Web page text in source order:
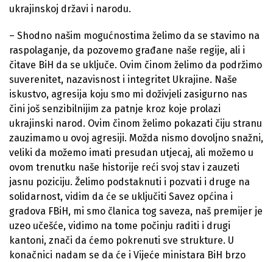
ukrajinskoj državi i narodu.
– Shodno našim mogućnostima želimo da se stavimo na
raspolaganje, da pozovemo građane naše regije, ali i
čitave BiH da se uključe. Ovim činom želimo da podržimo
suverenitet, nazavisnost i integritet Ukrajine. Naše
iskustvo, agresija koju smo mi doživjeli zasigurno nas
čini još senzibilnijim za patnje kroz koje prolazi
ukrajinski narod. Ovim činom želimo pokazati čiju stranu
zauzimamo u ovoj agresiji. Možda nismo dovoljno snažni,
veliki da možemo imati presudan utjecaj, ali možemo u
ovom trenutku naše historije reći svoj stav i zauzeti
jasnu poziciju. Želimo podstaknuti i pozvati i druge na
solidarnost, vidim da će se uključiti Savez općina i
gradova FBiH, mi smo članica tog saveza, naš premijer je
uzeo učešće, vidimo na tome počinju raditi i drugi
kantoni, znači da ćemo pokrenuti sve strukture. U
konačnici nadam se da će i Vijeće ministara BiH brzo